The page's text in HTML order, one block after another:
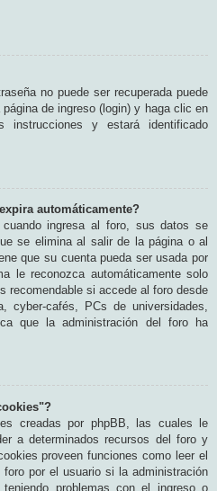
no puede ser recuperada puede
de ingreso (login) y haga clic en
instrucciones y estará identificado
automáticamente?
ingresa al foro, sus datos se
se elimina al salir de la página o al
que su cuenta pueda ser usada por
le reconozca automáticamente solo
recomendable si accede al foro desde
cyber-cafés, PCs de universidades,
que la administración del foro ha
creadas por phpBB, las cuales le
a determinados recursos del foro y
proveen funciones como leer el
por el usuario si la administración
problemas con el ingreso o